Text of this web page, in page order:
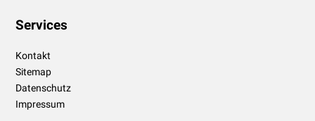
Services
Kontakt
Sitemap
Datenschutz
Impressum